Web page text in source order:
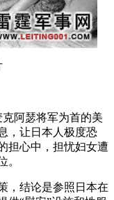
阿瑟将军为首的美
，让日本人极度恐
担心中，担忧妇女遭
。
，结论是参照日本在